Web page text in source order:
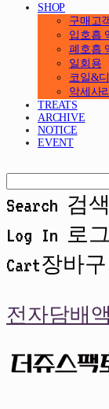
SHOP
구매고
입호흡
폐호흡
일회용
코일&
악세사리
TREATS
ARCHIVE
NOTICE
EVENT
Search 검색
Log In 로
Cart장바구
전자담배